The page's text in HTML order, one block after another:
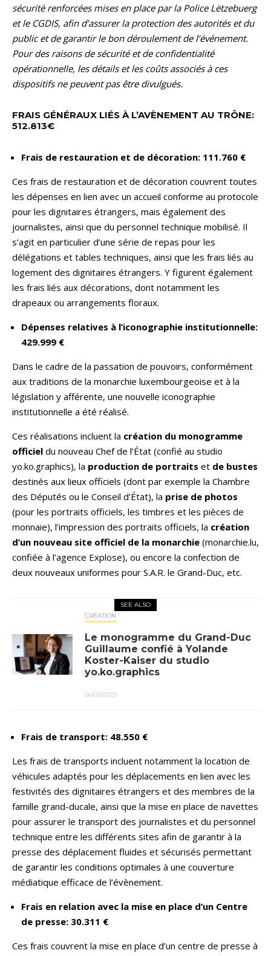
sécurité renforcées mises en place par la Police Lëtzebuerg
et le CGDIS, afin d’assurer la protection des autorités et du
public et de garantir le bon déroulement de l’événement.
Pour des raisons de sécurité et de confidentialité
opérationnelle, les détails et les coûts associés à ces
dispositifs ne peuvent pas être divulgués.
FRAIS GÉNÉRAUX LIÉS À L’AVÈNEMENT AU TRÔNE:
512.813€
Frais de restauration et de décoration: 111.760 €
Ces frais de restauration et de décoration couvrent toutes
les dépenses en lien avec un accueil conforme au protocole
pour les dignitaires étrangers, mais également des
journalistes, ainsi que du personnel technique mobilisé. Il
s’agit en particulier d’une série de repas pour les
délégations et tables techniques, ainsi que les frais liés au
logement des dignitaires étrangers. Y figurent également
les frais liés aux décorations, dont notamment les
drapeaux ou arrangements floraux.
Dépenses relatives à l’iconographie institutionnelle:
429.999 €
Dans le cadre de la passation de pouvoirs, conformément
aux traditions de la monarchie luxembourgeoise et à la
législation y afférente, une nouvelle iconographie
institutionnelle a été réalisé.
Ces réalisations incluent la création du monogramme
officiel du nouveau Chef de l’État (confié au studio
yo.ko.graphics), la production de portraits et de bustes
destinés aux lieux officiels (dont par exemple la Chambre
des Députés ou le Conseil d’État), la prise de photos
(pour les portraits officiels, les timbres et les pièces de
monnaie), l’impression des portraits officiels, la création
d’un nouveau site officiel de la monarchie (monarchie.lu,
confiée à l’agence Explose), ou encore la confection de
deux nouveaux uniformes pour S.A.R. le Grand-Duc, etc.
SEE ALSO
CRÉATION
Le monogramme du Grand-Duc
Guillaume confié à Yolande
Koster-Kaiser du studio
yo.ko.graphics
26/09/2025
Frais de transport: 48.550 €
Les frais de transports incluent notamment la location de
véhicules adaptés pour les déplacements en lien avec les
festivités des dignitaires étrangers et des membres de la
famille grand-ducale, ainsi que la mise en place de navettes
pour assurer le transport des journalistes et du personnel
technique entre les différents sites afin de garantir à la
presse des déplacement fluides et sécurisés permettant
de garantir les conditions optimales à une couverture
médiatique efficace de l’évènement.
Frais en relation avec la mise en place d’un Centre
de presse: 30.311 €
Ces frais couvrent la mise en place d’un centre de presse à